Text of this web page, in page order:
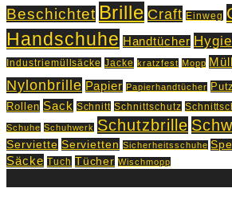
Beschichtet Brille Craft Einweg
Handschuhe Handtücher
Industriemüllsäcke Jacke kratzfest Mopp Müll
Nylonbrille Papier Papierhandtücher
Rollen Sack Schnitt Schnittschutz
Schuhe Schuhwerk Schutzbrille
Serviette Servietten Sicherheitsschuhe
Säcke Tuch Tücher Wischmopp